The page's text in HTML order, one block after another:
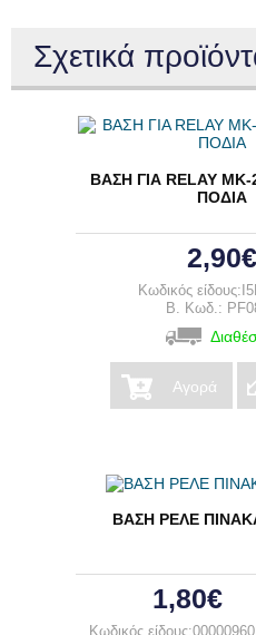
Σχετικά
ΒΑΣΗ ΓΙΑ RELAY
ΠΟΔΙΑ
2,90€
Κωδικός
B. Κωδ.:
Αγορά
ΒΑΣΗ ΡΕΛΕ
1,80€
Κωδικός